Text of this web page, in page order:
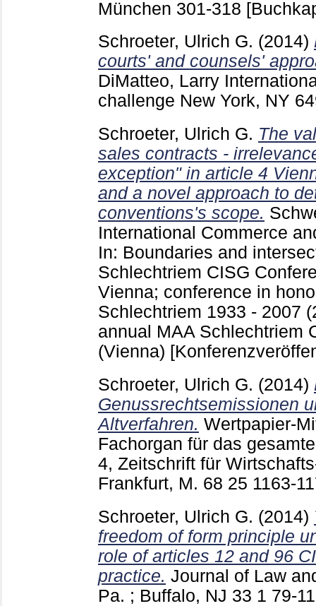
München 301-318
Schroeter, Ulrich G. (2014)
courts' and counsels'
DiMatteo, Larry
challenge New York, NY
Schroeter, Ulrich G. The
sales contracts -
exception" in article 4
and a novel approach to
conventions's scope.
International Commerce
In: Boundaries and
Schlechtriem CISG
Vienna; conference in
Schlechtriem 1933 - 2007
annual MAA Schlechtriem
(Vienna)
Schroeter, Ulrich G. (2014)
Genussrechtsemissionen
Altverfahren. Wertpapier-
Fachorgan für das
4, Zeitschrift für
Frankfurt, M. 68 25 1163-
Schroeter, Ulrich G. (2014)
freedom of form principle
role of articles 12 and 96
practice. Journal of Law
Pa. ; Buffalo, NJ 33 1 79-